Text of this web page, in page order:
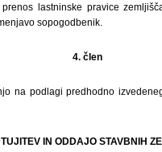
lastninske pravice
sopogodbenik.
4. člen
na podlagi predhodno
IN ODDAJO STAVBNIH